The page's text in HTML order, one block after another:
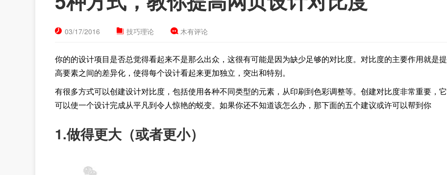
03/17/2016 技巧理论 木有评论
你的的设计项目是否总觉得看起来不是那么出众，这很有可能是因为缺少足够的对比度。对比度的主要作用就是提
高要素之间的差异化，使得每个设计看起来更加独立，突出和特别。
有很多方式可以创建设计对比度，包括使用各种不同类型的元素，从印刷到色彩调整等。创建对比度非常重要，它
可以使一个设计完成从平凡到令人惊艳的蜕变。如果你还不知道该怎么办，那下面的五个建议或许可以帮到你
1.做得更大（或者更小）